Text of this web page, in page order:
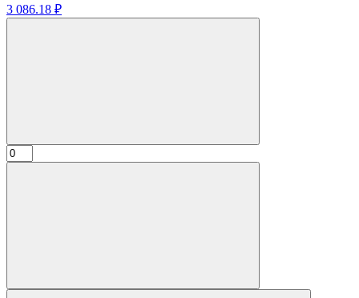
3 086.18 ₽